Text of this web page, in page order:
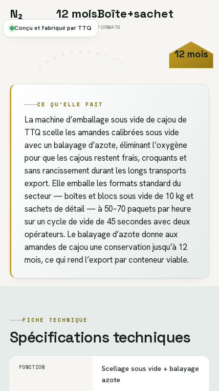
N₂
BALAYAGE AZOTE
12 mois
CONSERVATION
Boîte+sachet
FORMATS
FIG.07 //
12 mois
Conçu et fabriqué par TTQ
CE QU’ELLE FAIT
La machine d’emballage sous vide de cajou de
TTQ scelle les amandes calibrées sous vide
avec un balayage d’azote, éliminant l’oxygène
pour que les cajous restent frais, croquants et
sans rancissement durant les longs transports
export. Elle emballe les formats standard du
secteur — boîtes et blocs sous vide de 10 kg et
sachets de détail — à 50–70 paquets par heure
sur un cycle de vide de 45 secondes avec deux
opérateurs. Le balayage d’azote donne aux
amandes de cajou une conservation jusqu’à 12
mois, ce qui rend l’export par conteneur viable.
FICHE TECHNIQUE
Spécifications techniques
FONCTION
Scellage sous vide + balayage
azote